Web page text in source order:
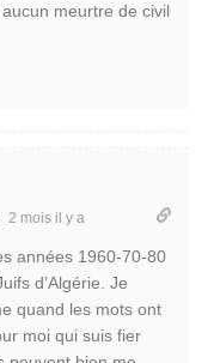
meurtre de civil
2 mois il y a
années 1960-70-80
d’Algérie. Je
quand les mots ont
moi qui suis fier